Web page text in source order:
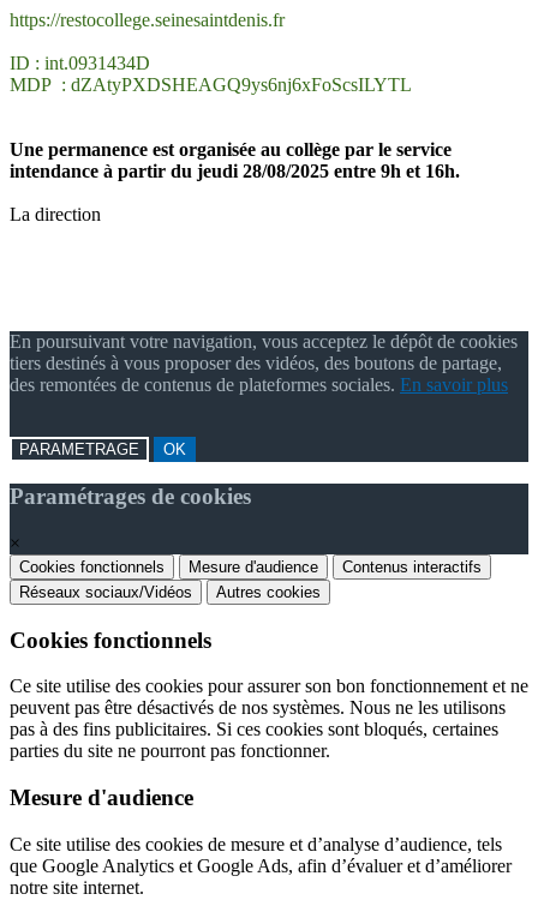
https://restocollege.seinesaintdenis.fr
ID : int.0931434D
MDP : dZAtyPXDSHEAGQ9ys6nj6xFoScsILYTL
Une permanence est organisée au collège par le service
intendance à partir du jeudi 28/08/2025 entre 9h et 16h.
La direction
En poursuivant votre navigation, vous acceptez le dépôt de cookies
tiers destinés à vous proposer des vidéos, des boutons de partage,
des remontées de contenus de plateformes sociales. En savoir plus
PARAMETRAGE OK
Paramétrages de cookies
×
Cookies fonctionnels Mesure d'audience
Contenus interactifs
Réseaux sociaux/Vidéos
Autres cookies
Cookies fonctionnels
Ce site utilise des cookies pour assurer son bon fonctionnement et ne
peuvent pas être désactivés de nos systèmes. Nous ne les utilisons
pas à des fins publicitaires. Si ces cookies sont bloqués, certaines
parties du site ne pourront pas fonctionner.
Mesure d'audience
Ce site utilise des cookies de mesure et d’analyse d’audience, tels
que Google Analytics et Google Ads, afin d’évaluer et d’améliorer
notre site internet.